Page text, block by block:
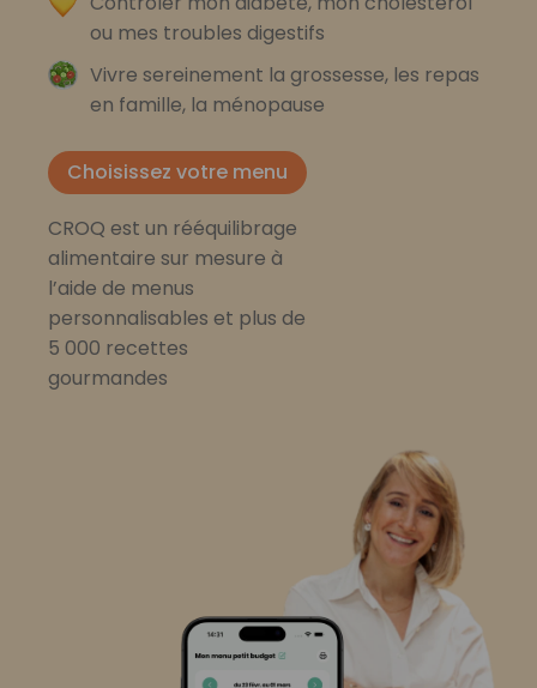
ou mes troubles digestifs
Vivre sereinement la grossesse, les repas
en famille, la ménopause
Choisissez votre menu
CROQ est un rééquilibrage
alimentaire sur mesure à
l’aide de menus
personnalisables et plus de
5 000 recettes
gourmandes